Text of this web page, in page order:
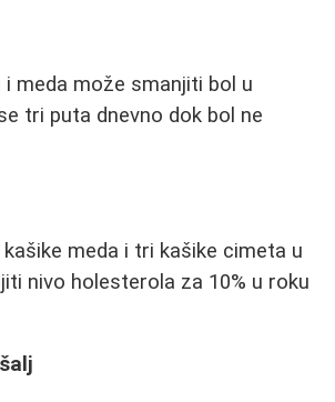
meda može smanjiti bol u
tri puta dnevno dok bol ne
meda i tri kašike cimeta u
nivo holesterola za 10% u roku